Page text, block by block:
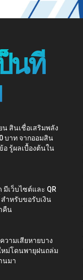
นที่
น สินเชื่อเสริมพลัง
บาท จากออมสิน
อ รู้ผลเบื้องต้นใน
เว็บไซต์และ QR
ำหรับขอรับเงิน
คืน
วามเสียหายบาง
หม่โดนพายุฝนถล่ม
นมา